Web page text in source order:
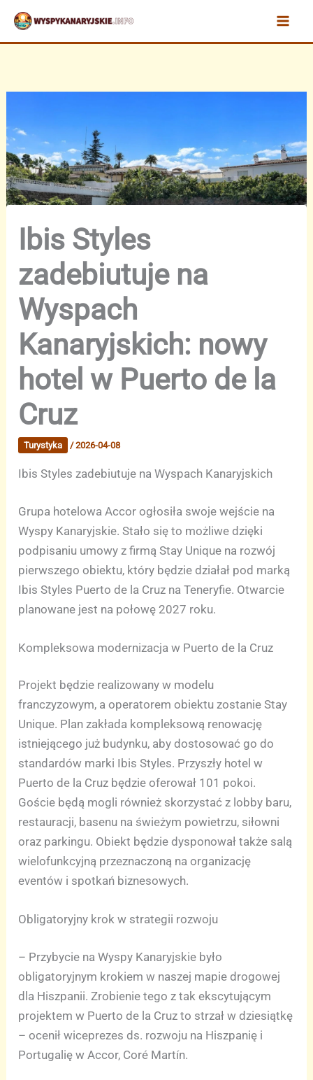
Przejdź
treści
Ibis Styles
zadebiutuje na
Wyspach
Kanaryjskich: nowy
hotel w Puerto de la
Cruz
Turystyka /2026-04-08
Ibis Styles zadebiutuje na Wyspach Kanaryjskich
Grupa hotelowa Accor ogłosiła swoje wejście na
Wyspy Kanaryjskie. Stało się to możliwe dzięki
podpisaniu umowy z firmą Stay Unique na rozwój
pierwszego obiektu, który będzie działał pod marką
Ibis Styles Puerto de la Cruz na Teneryfie. Otwarcie
planowane jest na połowę 2027 roku.
Kompleksowa modernizacja w Puerto de la Cruz
Projekt będzie realizowany w modelu
franczyzowym, a operatorem obiektu zostanie Stay
Unique. Plan zakłada kompleksową renowację
istniejącego już budynku, aby dostosować go do
standardów marki Ibis Styles. Przyszły hotel w
Puerto de la Cruz będzie oferował 101 pokoi.
Goście będą mogli również skorzystać z lobby baru,
restauracji, basenu na świeżym powietrzu, siłowni
oraz parkingu. Obiekt będzie dysponował także salą
wielofunkcyjną przeznaczoną na organizację
eventów i spotkań biznesowych.
Obligatoryjny krok w strategii rozwoju
– Przybycie na Wyspy Kanaryjskie było
obligatoryjnym krokiem w naszej mapie drogowej
dla Hiszpanii. Zrobienie tego z tak ekscytującym
projektem w Puerto de la Cruz to strzał w dziesiątkę
– ocenił wiceprezes ds. rozwoju na Hiszpanię i
Portugalię w Accor, Coré Martín.